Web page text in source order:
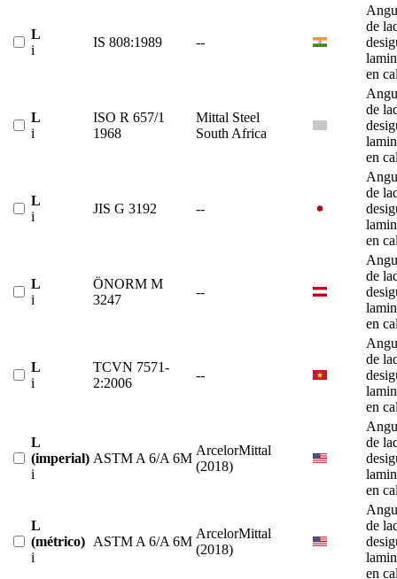
L
i
IS 808:1989 --
de
en
L
i
ISO R 657/1
1968
Mittal Steel
South Africa
de
en
L
i
JIS G 3192 --
de
en
L
i
ÖNORM M
3247
--
de
en
L
i
TCVN 7571-
2:2006
--
de
en
L
(imperial)
i
ASTM A 6/A 6M
ArcelorMittal
(2018)
de
en
L
(métrico)
i
ASTM A 6/A 6M
ArcelorMittal
(2018)
de
en